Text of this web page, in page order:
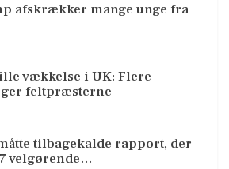
afskrækker mange unge fra
vækkelse i UK: Flere
feltpræsterne
tilbagekalde rapport, der
velgørende…